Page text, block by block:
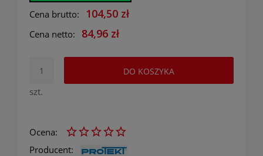
Cena brutto: 104,50 zł
Cena netto: 84,96 zł
szt.
DO KOSZYKA
Ocena:
Producent: